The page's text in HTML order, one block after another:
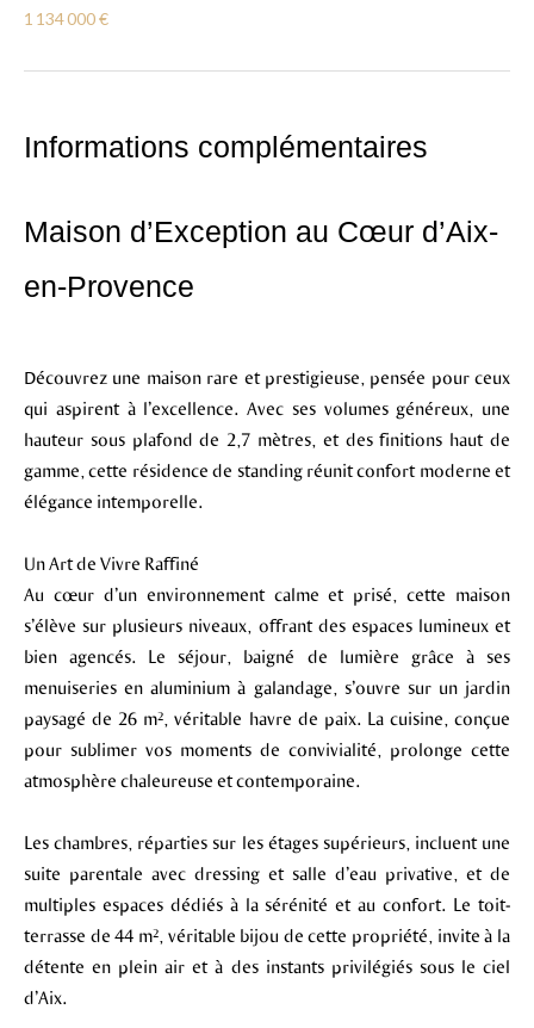
1 134 000 €
Informations complémentaires
Maison d’Exception au Cœur d’Aix-
en-Provence
Découvrez une maison rare et prestigieuse, pensée pour ceux
qui aspirent à l’excellence. Avec ses volumes généreux, une
hauteur sous plafond de 2,7 mètres, et des finitions haut de
gamme, cette résidence de standing réunit confort moderne et
élégance intemporelle.
Un Art de Vivre Raffiné
Au cœur d’un environnement calme et prisé, cette maison
s’élève sur plusieurs niveaux, offrant des espaces lumineux et
bien agencés. Le séjour, baigné de lumière grâce à ses
menuiseries en aluminium à galandage, s’ouvre sur un jardin
paysagé de 26 m², véritable havre de paix. La cuisine, conçue
pour sublimer vos moments de convivialité, prolonge cette
atmosphère chaleureuse et contemporaine.
Les chambres, réparties sur les étages supérieurs, incluent une
suite parentale avec dressing et salle d’eau privative, et de
multiples espaces dédiés à la sérénité et au confort. Le toit-
terrasse de 44 m², véritable bijou de cette propriété, invite à la
détente en plein air et à des instants privilégiés sous le ciel
d’Aix.